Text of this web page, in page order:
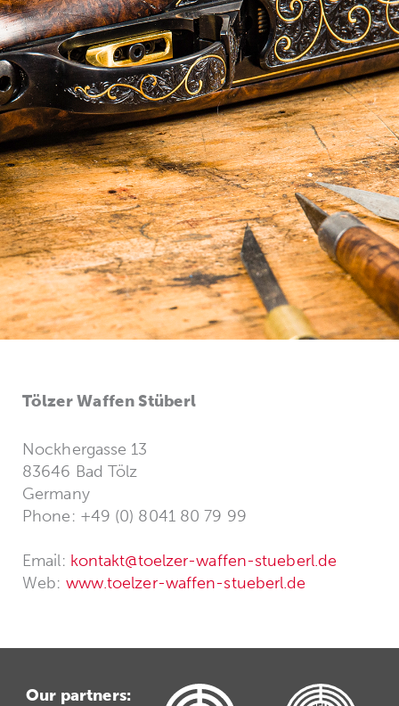
Tölzer Waffen Stüberl
Nockhergasse 13
83646 Bad Tölz
Germany
Phone: +49 (0) 8041 80 79 99
Email: kontakt@toelzer-waffen-stueberl.de
Web: www.toelzer-waffen-stueberl.de
Our partners: